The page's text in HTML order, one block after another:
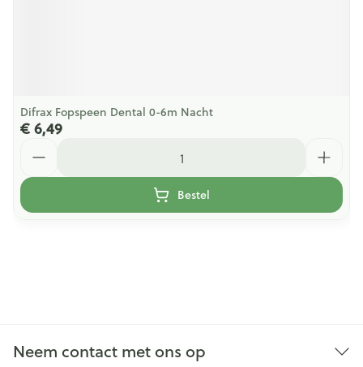
Difrax Fopspeen Dental 0-6m Nacht
€ 6,49
Bestel
Neem contact met ons op